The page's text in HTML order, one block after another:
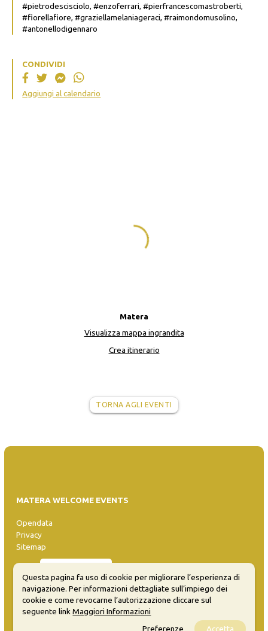
#pietrodescisciolo, #enzoferrari, #pierfrancescomastroberti,
#fiorellafiore, #graziellamelaniageraci, #raimondomusolino,
#antonellodigennaro
CONDIVIDI
Aggiungi al calendario
Matera
Visualizza mappa ingrandita
Crea itinerario
TORNA AGLI EVENTI
MATERA WELCOME EVENTS
Opendata
Privacy
Sitemap
Questa pagina fa uso di cookie per migliorare l’esperienza di
navigazione. Per informazioni dettagliate sull’impiego dei
cookie e come revocarne l’autorizzazione cliccare sul
seguente linkMaggiori Informazioni
Preferenze
Accetta